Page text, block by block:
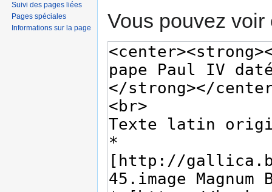
Vous pouvez
Suivi des pages liées
Pages spéciales
Informations sur la page